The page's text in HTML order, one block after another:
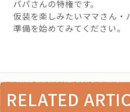
パパさんの特権です。
仮装を楽しみたいママさん・
準備を始めてみてください。
RELATED